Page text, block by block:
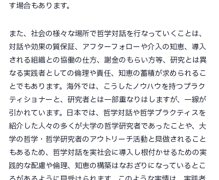
す場合もあります。
また、社会の様々な場所で哲学対話を行なっていくことは、
対話や効果の質保証、アフターフォローや介入の知恵、導入
される組織との協働の仕方、謝金のもらい方等、研究とは異
なる実践者としての倫理や責任、知恵の蓄積が求められるこ
とでもあります。海外では、こうしたノウハウを持つプラク
ティショナーと、研究者とは一部重なりはしますが、一線が
引かれています。日本では、哲学対話や哲学プラクティスを
紹介した人々の多くが大学の哲学研究者であったことや、大
学の哲学・哲学研究者のアウトリーチ活動と見做されること
もあるため、哲学対話を実社会に導入し根付かせるための実
践的な配慮や倫理、知恵の構築はなおざりになっているとこ